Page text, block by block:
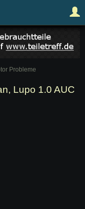
Probleme
Lupo 1.0 AUC